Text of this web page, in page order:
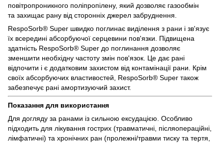
повітропроникного поліпропілену, який дозволяє газообмін
та захищає рану від сторонніх джерел забруднення.
RespoSorb® Super швидко поглинає виділення з рани і зв'язує
їх всередині абсорбуючої серцевини пов'язки. Підвищена
здатність RespoSorb® Super до поглинання дозволяє
зменшити необхідну частоту змін пов'язок. Це дає рані
відпочити і є додатковим захистом від контамінації рани. Крім
своїх абсорбуючих властивостей, RespoSorb® Super також
забезпечує рані амортизуючий захист.
Показання для використання
Для догляду за ранами із сильною ексудацією. Особливо
підходить для лікування гострих (травматичні, післяопераційні,
лімфатичні) та хронічних ран (пролежні/травми тиску та тертя,